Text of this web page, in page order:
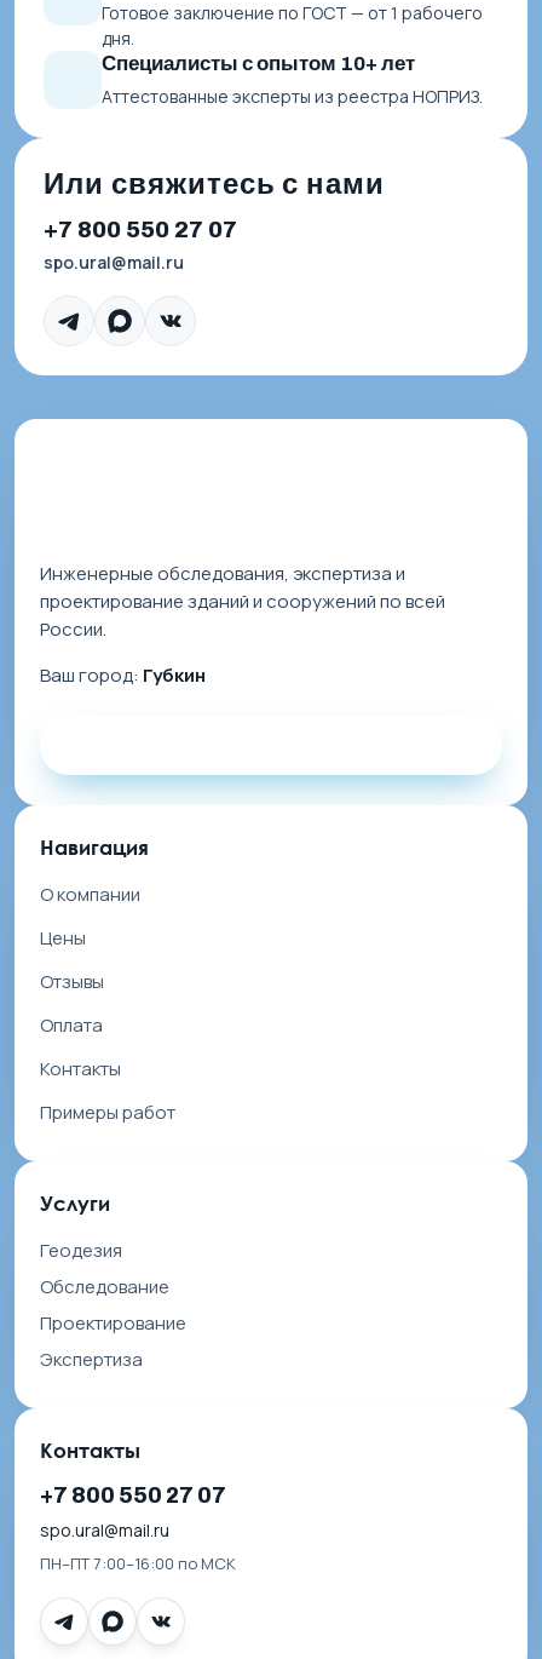
Готовое заключение по ГОСТ — от 1 рабочего
дня.
Специалисты с опытом 10+ лет
Аттестованные эксперты из реестра НОПРИЗ.
Или свяжитесь с нами
+7 800 550 27 07
spo.ural@mail.ru
Инженерные обследования, экспертиза и
проектирование зданий и сооружений по всей
России.
Ваш город: Губкин
Навигация
О компании
Цены
Отзывы
Оплата
Контакты
Примеры работ
Услуги
Геодезия
Обследование
Проектирование
Экспертиза
Контакты
+7 800 550 27 07
spo.ural@mail.ru
ПН–ПТ 7:00–16:00 по МСК